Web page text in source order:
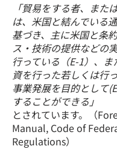
「貿易をする者、また
は、米国と結んでいる
基づき、主に米国と条
ス・技術の提供などの
行っている（E-1）、
資を行った若しくは行
事業発展を目的として
することができる」
とされています。（
Manual, Code of
Regulations）